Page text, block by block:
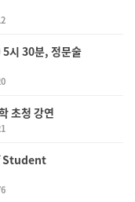
시 30분, 정문술
초청 강연
Student